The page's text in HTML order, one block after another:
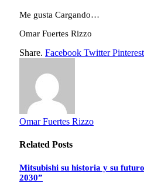
Me gusta Cargando…
Omar Fuertes Rizzo
Share. Facebook Twitter Pinterest
Omar Fuertes Rizzo
Related Posts
Mitsubishi su historia y su
2030”